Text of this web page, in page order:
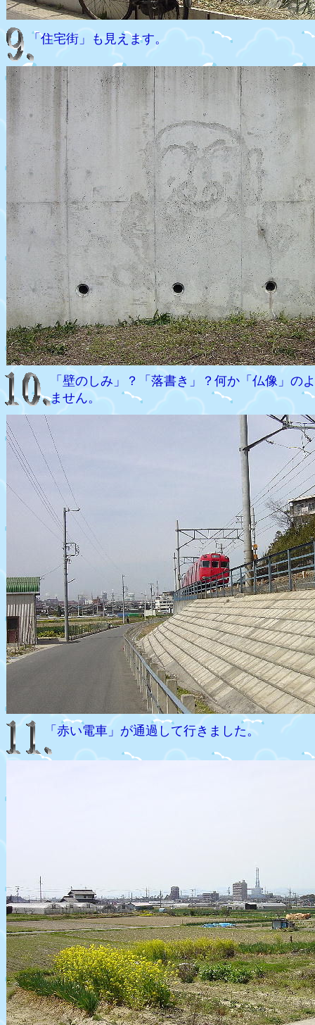
「壁のしみ」？「落書き」？何か「仏像」の
ません。
「赤い電車」が通過して行きました。
「住宅街」も見えます。